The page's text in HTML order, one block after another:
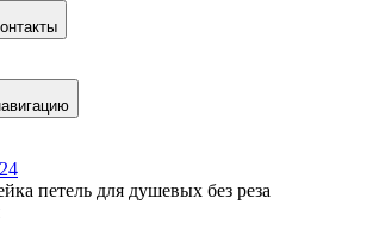
петель для душевых без реза